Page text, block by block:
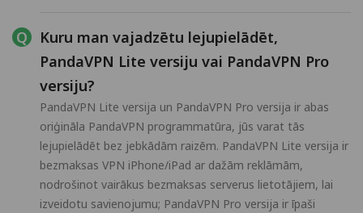
Kuru man vajadzētu lejupielādēt,
PandaVPN Lite versiju vai PandaVPN Pro
versiju?
PandaVPN Lite versija un PandaVPN Pro versija ir abas
oriģināla PandaVPN programmatūra, jūs varat tās
lejupielādēt bez jebkādām raizēm. PandaVPN Lite versija ir
bezmaksas VPN iPhone/iPad ar dažām reklāmām,
nodrošinot vairākus bezmaksas serverus lietotājiem, lai
izveidotu savienojumu; PandaVPN Pro versija ir īpaši